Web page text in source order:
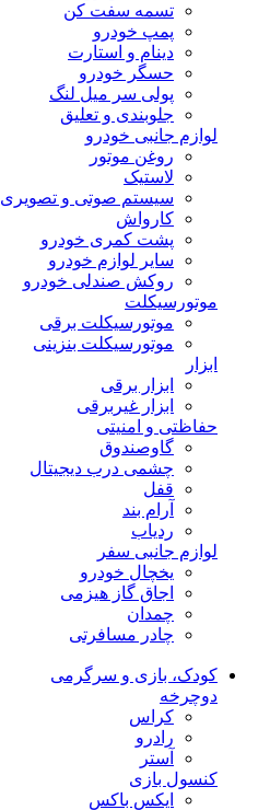
تسمه سفت کن
پمپ خودرو
دینام و استارت
حسگر خودرو
پولی سر میل لنگ
جلوبندی و تعلیق
لوازم جانبی خودرو
روغن موتور
لاستیک
سیستم صوتی و تصویری
کارواش
پشت کمری خودرو
سایر لوازم خودرو
روکش صندلی خودرو
موتورسیکلت
موتورسیکلت برقی
موتورسیکلت بنزینی
ابزار
ابزار برقی
ابزار غیربرقی
حفاظتی و امنیتی
گاوصندوق
چشمی درب دیجیتال
قفل
آرام بند
ردیاب
لوازم جانبی سفر
یخچال خودرو
اجاق گاز هیزمی
چمدان
چادر مسافرتی
کودک، بازی و سرگرمی
دوچرخه
کراس
رادرو
آستر
کنسول بازی
ایکس باکس